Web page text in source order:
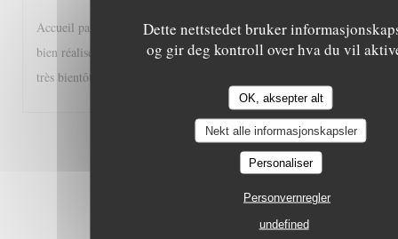
Dette nettstedet bruker
og gir deg kontroll over hva du vil
OK, aksepter alt
Nekt alle informasjonskapsler
Personaliser
Personvernregler
undefined
Accueil particulièrement sympathique, service diligent et efficace
bien réalisée, bref une adresse à recommander à tous les gourmands et
très bientôt donc. réalisée
1 2 3